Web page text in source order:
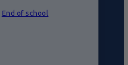
End of school